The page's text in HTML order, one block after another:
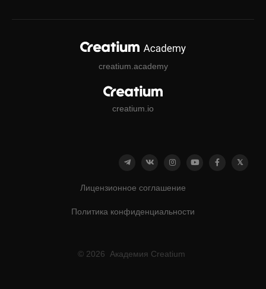
creatium.academy
creatium.io
Лицензионное соглашение
Политика конфиденциальности
© 2026 Академия Creatium